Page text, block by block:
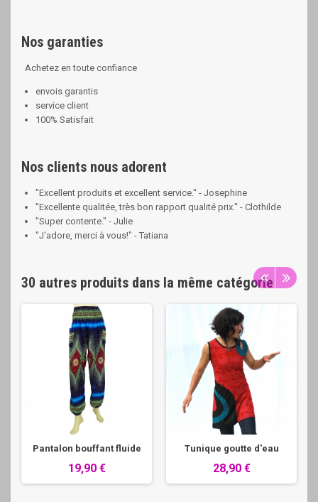
Nos garanties
Achetez en toute confiance
envois garantis
service client
100% Satisfait
Nos clients nous adorent
"Excellent produits et excellent service." - Josephine
"Excellente qualitée, très bon rapport qualité prix." - Clothilde
"Super contente." - Julie
"J'adore, merci à vous!" - Tatiana
30 autres produits dans la même catégorie
Pantalon bouffant fluide
19,90 €
Tunique goutte d'eau
28,90 €